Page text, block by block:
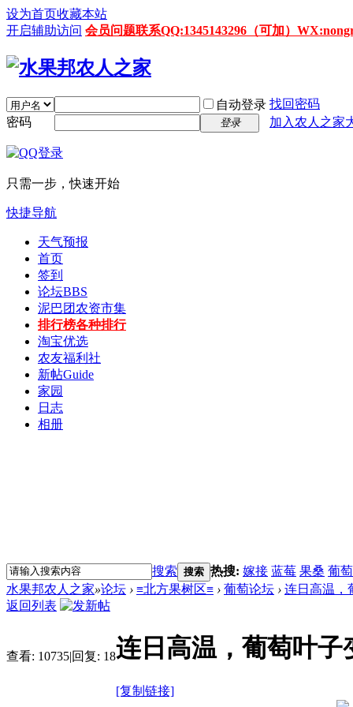
设为首页收藏本站
开启辅助访问 会员问题联系QQ:1345143296（可加）
自动登录 找回密码
密码
登录 加入农人之家
只需一步，快速开始
快捷导航
天气预报
首页
签到
论坛BBS
泥巴团农资市集
排行榜各种排行
淘宝优选
农友福利社
新帖Guide
家园
日志
相册
搜索 搜索 热搜: 嫁接 蓝莓 果桑 葡
水果邦农人之家»论坛 › ≡北方果树区≡ › 葡萄论坛 › 连日高温，
返回列表
查看: 10735|回复: 18连日高温，葡萄叶子
[复制链接]